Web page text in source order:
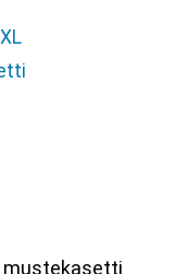
mustekasetti